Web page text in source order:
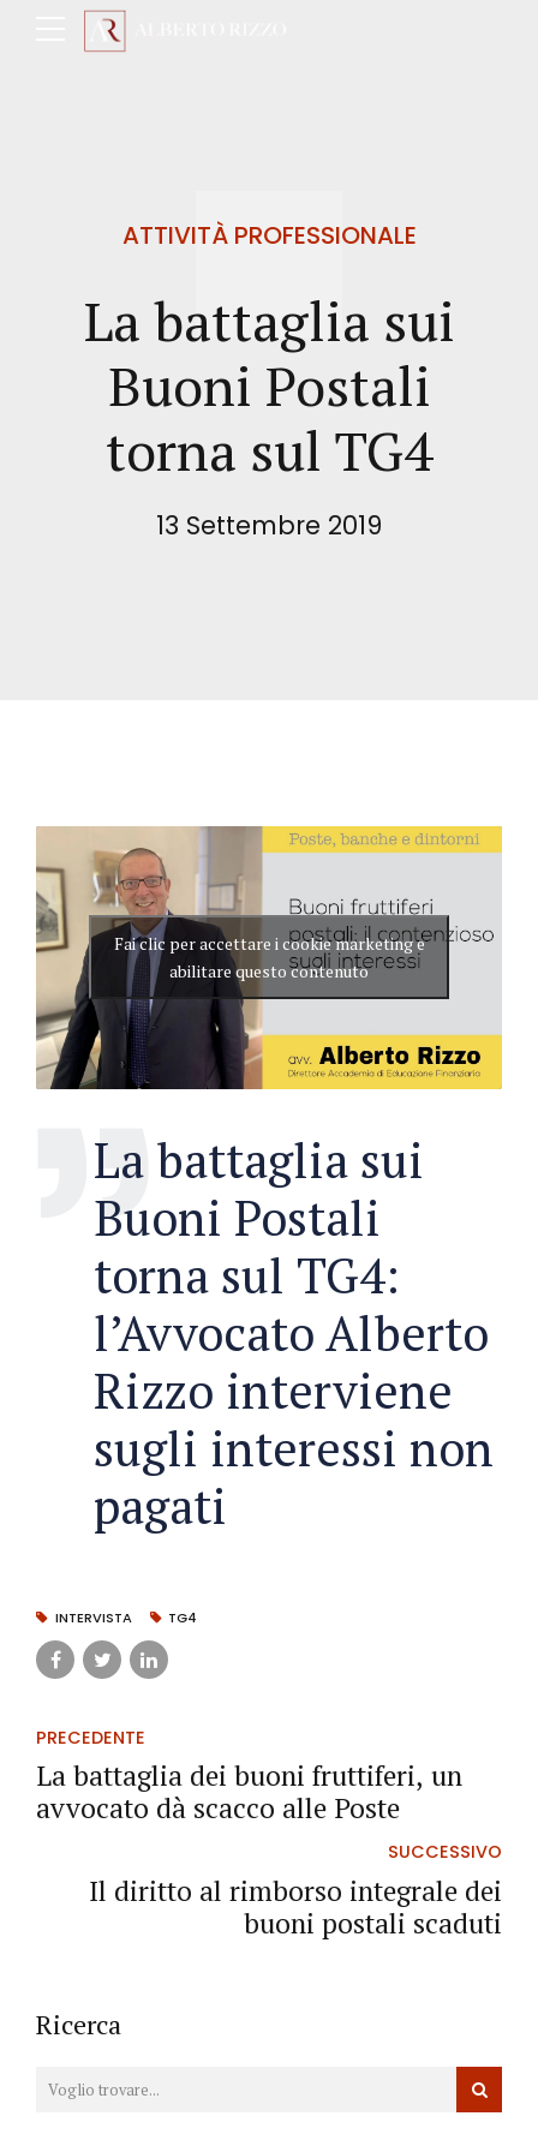
ATTIVITÀ PROFESSIONALE
La battaglia sui
Buoni Postali
torna sul TG4
13 Settembre 2019
Fai clic per accettare i cookie marketing e
abilitare questo contenuto
La battaglia sui
Buoni Postali
torna sul TG4:
l’Avvocato Alberto
Rizzo interviene
sugli interessi non
pagati
INTERVISTA TG4
PRECEDENTE
La battaglia dei buoni fruttiferi, un
avvocato dà scacco alle Poste
SUCCESSIVO
Il diritto al rimborso integrale dei
buoni postali scaduti
Ricerca